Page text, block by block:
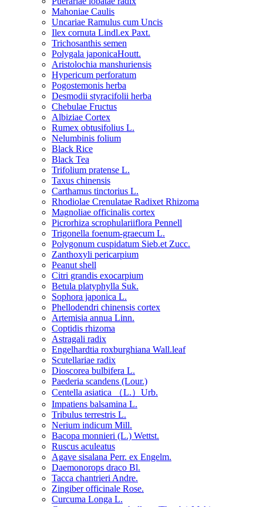
Mahoniae Caulis
Uncariae Ramulus cum Uncis
Ilex cornuta Lindl.ex Paxt.
Trichosanthis semen
Polygala japonicaHoutt.
Aristolochia manshuriensis
Hypericum perforatum
Pogostemonis herba
Desmodii styracifolii herba
Chebulae Fructus
Albiziae Cortex
Rumex obtusifolius L.
Nelumbinis folium
Black Rice
Black Tea
Trifolium pratense L.
Taxus chinensis
Carthamus tinctorius L.
Rhodiolae Crenulatae Radixet Rhizoma
Magnoliae officinalis cortex
Picrorhiza scrophulariiflora Pennell
Trigonella foenum-graecum L.
Polygonum cuspidatum Sieb.et Zucc.
Zanthoxyli pericarpium
Peanut shell
Citri grandis exocarpium
Betula platyphylla Suk.
Sophora japonica L.
Phellodendri chinensis cortex
Artemisia annua Linn.
Coptidis rhizoma
Astragali radix
Engelhardtia roxburghiana Wall.leaf
Scutellariae radix
Dioscorea bulbifera L.
Paederia scandens (Lour.)
Centella asiatica （L.）Urb.
Impatiens balsamina L.
Tribulus terrestris L.
Nerium indicum Mill.
Bacopa monnieri (L.) Wettst.
Ruscus aculeatus
Agave sisalana Perr. ex Engelm.
Daemonorops draco Bl.
Tacca chantrieri Andre.
Zingiber officinale Rose.
Curcuma Longa L.